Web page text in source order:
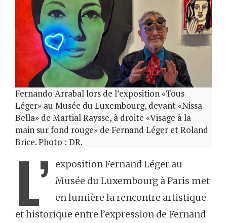
Fernando Arrabal lors de l’exposition «Tous
Léger» au Musée du Luxembourg, devant «Nissa
Bella» de Martial Raysse, à droite «Visage à la
main sur fond rouge» de Fernand Léger et Roland
Brice. Photo : DR.
L’
exposition Fernand Léger au
Musée du Luxembourg à Paris met
en lumière la rencontre artistique
et historique entre l’expression de Fernand